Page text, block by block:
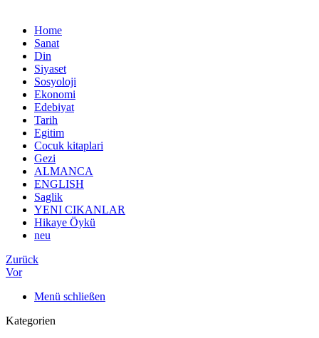
Home
Sanat
Din
Siyaset
Sosyoloji
Ekonomi
Edebiyat
Tarih
Egitim
Cocuk kitaplari
Gezi
ALMANCA
ENGLISH
Saglik
YENI CIKANLAR
Hikaye Öykü
neu
Zurück
Vor
Menü schließen
Kategorien